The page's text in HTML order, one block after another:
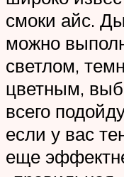
смоки айс.
можно
светлом,
цветным,
всего
если у вас
еще